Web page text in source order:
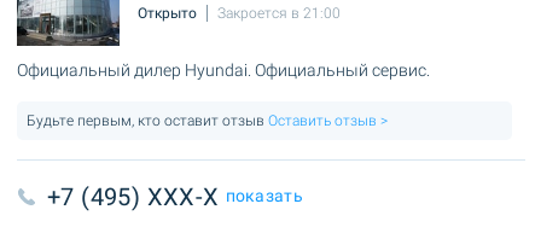
Открыто
Закроется в 21:00
Официальный дилер Hyundai. Официальный сервис.
Будьте первым, кто оставит отзыв Оставить отзыв >
+7 (495) XXX-X показать